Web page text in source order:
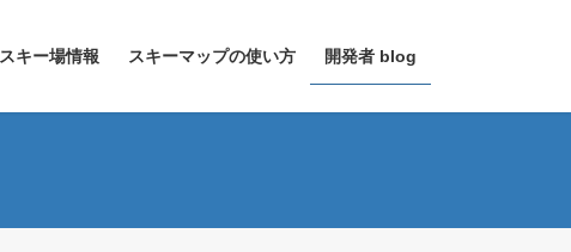
スキー場情報 スキーマップの使い方 開発者 blog